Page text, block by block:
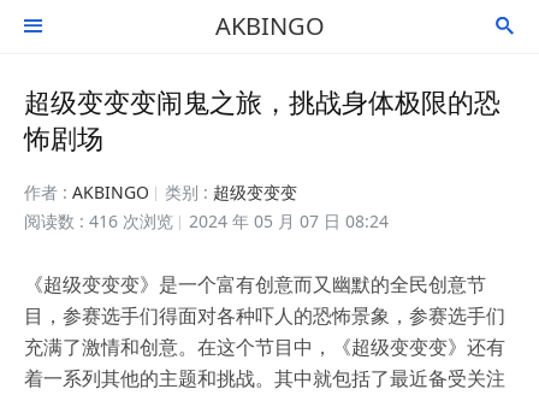
 AKBINGO 
超级变变变闹鬼之旅，挑战身体极限的恐
怖剧场
作者 : AKBINGO 类别 : 超级变变变
阅读数 : 416 次浏览
2024 年 05 月 07 日 08:24
《超级变变变》是一个富有创意而又幽默的全民创意节
目，参赛选手们得面对各种吓人的恐怖景象，参赛选手们
充满了激情和创意。在这个节目中，《超级变变变》还有
着一系列其他的主题和挑战。其中就包括了最近备受关注